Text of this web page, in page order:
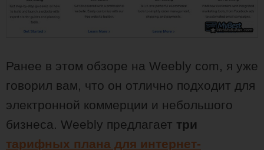
Ранее в этом обзоре на Weebly com, я уже
говорил вам, что он отлично подходит для
электронной коммерции и небольшого
бизнеса. Weebly предлагает три
тарифных плана для интернет-